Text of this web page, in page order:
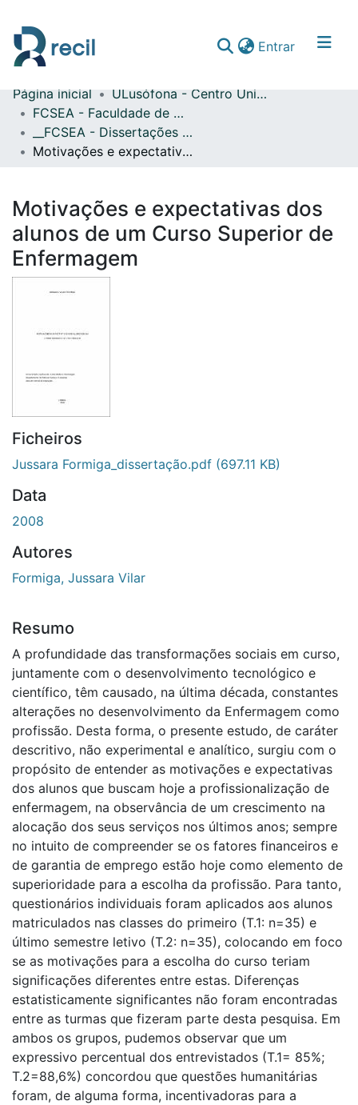
Entrar(current)
Comunidades & Coleções
Percorrer repositório
Página inicial
ULusófona - Centro Universitário de Lisboa
FCSEA - Faculdade de Ciências Sociais, Educação e Administração
__FCSEA - Dissertações de Mestrado
Motivações e expectativas dos alunos de um Curso Superior de Enfermagem
Motivações e expectativas dos
alunos de um Curso Superior de
Enfermagem
Ficheiros
Jussara Formiga_dissertação.pdf (697.11 KB)
Data
2008
Autores
Formiga, Jussara Vilar
Resumo
A profundidade das transformações sociais em curso,
juntamente com o desenvolvimento tecnológico e
científico, têm causado, na última década, constantes
alterações no desenvolvimento da Enfermagem como
profissão. Desta forma, o presente estudo, de caráter
descritivo, não experimental e analítico, surgiu com o
propósito de entender as motivações e expectativas
dos alunos que buscam hoje a profissionalização de
enfermagem, na observância de um crescimento na
alocação dos seus serviços nos últimos anos; sempre
no intuito de compreender se os fatores financeiros e
de garantia de emprego estão hoje como elemento de
superioridade para a escolha da profissão. Para tanto,
questionários individuais foram aplicados aos alunos
matriculados nas classes do primeiro (T.1: n=35) e
último semestre letivo (T.2: n=35), colocando em foco
se as motivações para a escolha do curso teriam
significações diferentes entre estas. Diferenças
estatisticamente significantes não foram encontradas
entre as turmas que fizeram parte desta pesquisa. Em
ambos os grupos, pudemos observar que um
expressivo percentual dos entrevistados (T.1= 85%;
T.2=88,6%) concordou que questões humanitárias
foram, de alguma forma, incentivadoras para a